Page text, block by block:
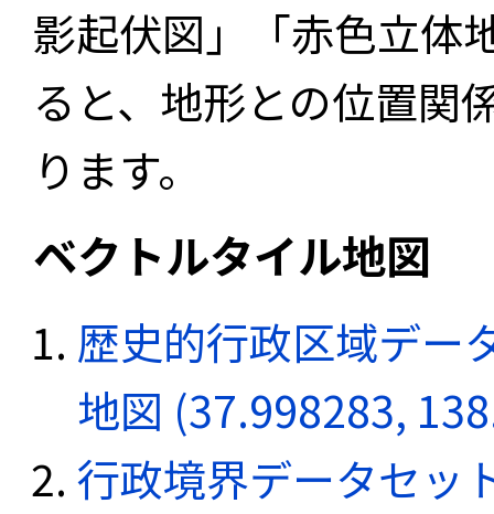
影起伏図」「赤色立体
ると、地形との位置関
ります。
ベクトルタイル地図
歴史的行政区域デー
地図 (37.998283,
行政境界データセッ